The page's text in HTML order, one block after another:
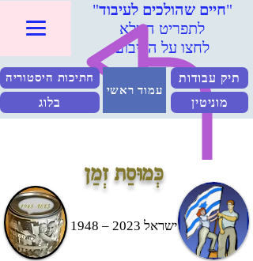
"חיים שהולכים לעיבוד"
לתפריט המלא
לחצו על הריבוע
חתיכות היסטוריה
בלוג
עמוד ראשי
תיק עבודות
מוניטין
כְּמוּסַת זְמַן
ישראל 2023 – 1948